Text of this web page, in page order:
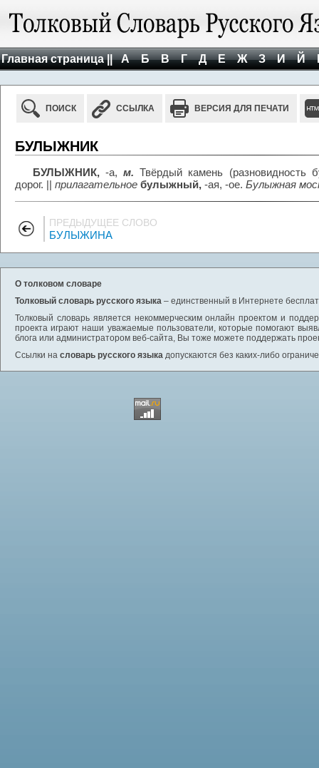
Главная страница || А Б В Г Д Е Ж З И Й
ПОИСК ССЫЛКА ВЕРСИЯ ДЛЯ ПЕЧАТИ
БУЛЫЖНИК
БУЛЫЖНИК, -а, м. Твёрдый камень (разновидность
дорог. || прилагательное булыжный, -ая, -ое. Булыжная
ПРЕДЫДУЩЕЕ СЛОВО
БУЛЫЖИНА
О толковом словаре
Толковый словарь русского языка – единственный в Интернете
Толковый словарь является некоммерческим онлайн проектом и
проекта играют наши уважаемые пользователи, которые помогают
блога или администратором веб-сайта, Вы тоже можете поддержать
Ссылки на словарь русского языка допускаются без каких-либо